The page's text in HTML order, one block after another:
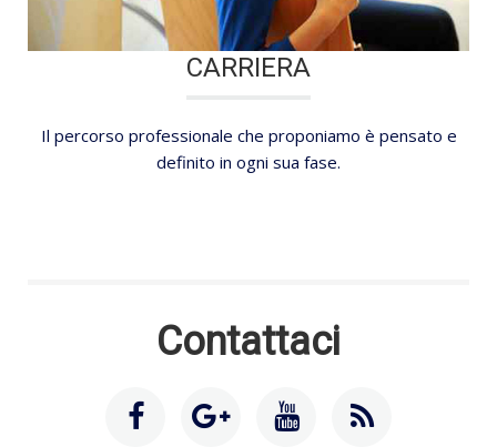
CARRIERA
Il percorso professionale che proponiamo è pensato e
definito in ogni sua fase.
Contattaci